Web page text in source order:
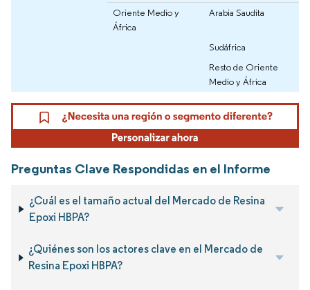
Oriente Medio y
África
Arabia Saudita
Sudáfrica
Resto de Oriente
Medio y África
Preguntas Clave Respondidas en el Informe
¿Cuál es el tamaño actual del Mercado de Resina
Epoxi HBPA?
¿Quiénes son los actores clave en el Mercado de
Resina Epoxi HBPA?